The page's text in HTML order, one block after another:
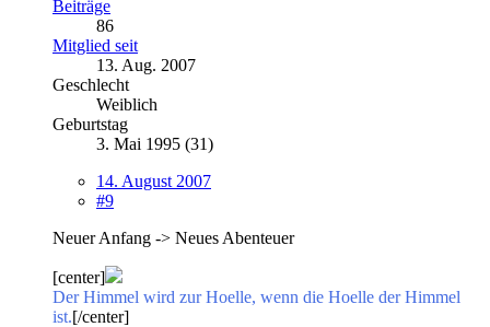
Beiträge
86
Mitglied seit
13. Aug. 2007
Geschlecht
Weiblich
Geburtstag
3. Mai 1995 (31)
14. August 2007
#9
Neuer Anfang -> Neues Abenteuer
[center]
Der Himmel wird zur Hoelle, wenn die Hoelle der Himmel
ist.[/center]